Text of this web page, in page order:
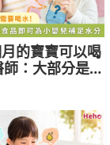
的寶寶可以喝
：大部分是不